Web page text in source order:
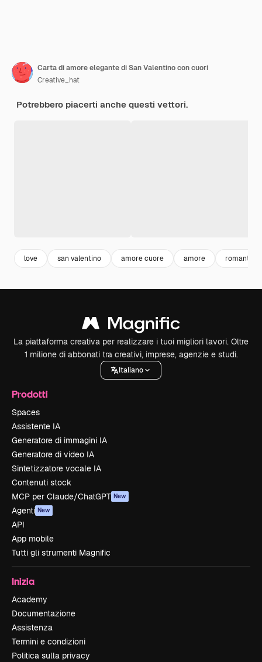
Carta di amore elegante di San Valentino con cuori
Creative_hat
Potrebbero piacerti anche questi vettori.
love san valentino amore cuore amore
La piattaforma creativa per realizzare i tuoi migliori lavori. Oltre
1 milione di abbonati tra creativi, imprese, agenzie e studi.
Italiano
Prodotti
Spaces
Assistente IA
Generatore di immagini IA
Generatore di video IA
Sintetizzatore vocale IA
Contenuti stock
MCP per Claude/ChatGPT New
Agenti New
API
App mobile
Tutti gli strumenti Magnific
Inizia
Academy
Documentazione
Assistenza
Termini e condizioni
Politica sulla privacy